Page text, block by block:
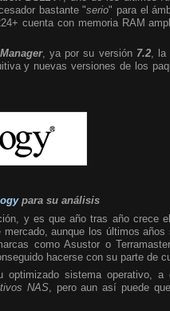
bastante "serio" para el
cuenta con memoria RAM
, ya por su versión 7.2, la
y nuevas versiones de los
para su análisis
y es que año tras año crece
aunque los últimos
como Asustor o
hacerse con su parte de
optimizado sistema operativo,
NAS, pero aun así puede